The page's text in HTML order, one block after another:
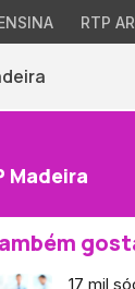
RTP
Madeira
17 mil